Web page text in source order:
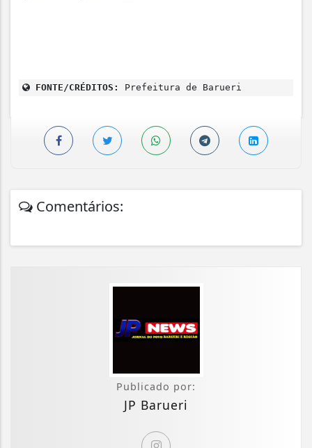
FONTE/CRÉDITOS: Prefeitura de Barueri
Comentários:
Publicado por:
JP Barueri